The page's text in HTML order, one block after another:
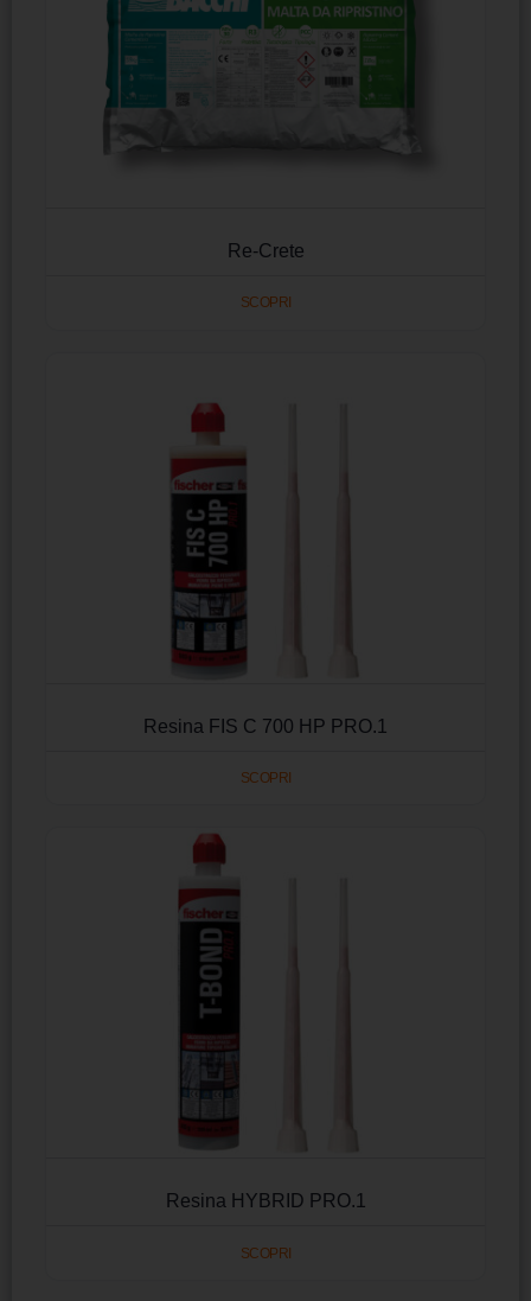
Re-Crete
SCOPRI
Resina FIS C 700 HP PRO.1
SCOPRI
Resina HYBRID PRO.1
SCOPRI